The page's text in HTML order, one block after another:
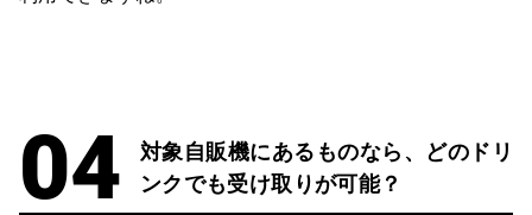
対象自販機にあるものなら、どのドリ
ンクでも受け取りが可能？